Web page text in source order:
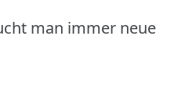
man immer neue